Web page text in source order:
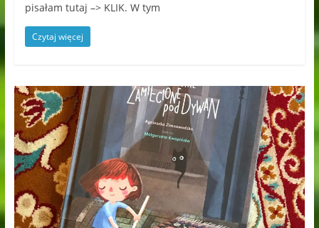
pisałam tutaj –> KLIK. W tym
Czytaj więcej